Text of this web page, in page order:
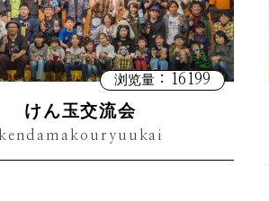
浏览量 ：16199
けん玉交流会
kendamakouryuukai